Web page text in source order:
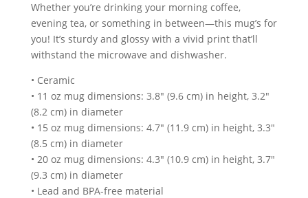
Whether you’re drinking your morning coffee,
evening tea, or something in between—this mug’s for
you! It’s sturdy and glossy with a vivid print that’ll
withstand the microwave and dishwasher.
• Ceramic
• 11 oz mug dimensions: 3.8″ (9.6 cm) in height, 3.2″
(8.2 cm) in diameter
• 15 oz mug dimensions: 4.7″ (11.9 cm) in height, 3.3″
(8.5 cm) in diameter
• 20 oz mug dimensions: 4.3″ (10.9 cm) in height, 3.7″
(9.3 cm) in diameter
• Lead and BPA-free material